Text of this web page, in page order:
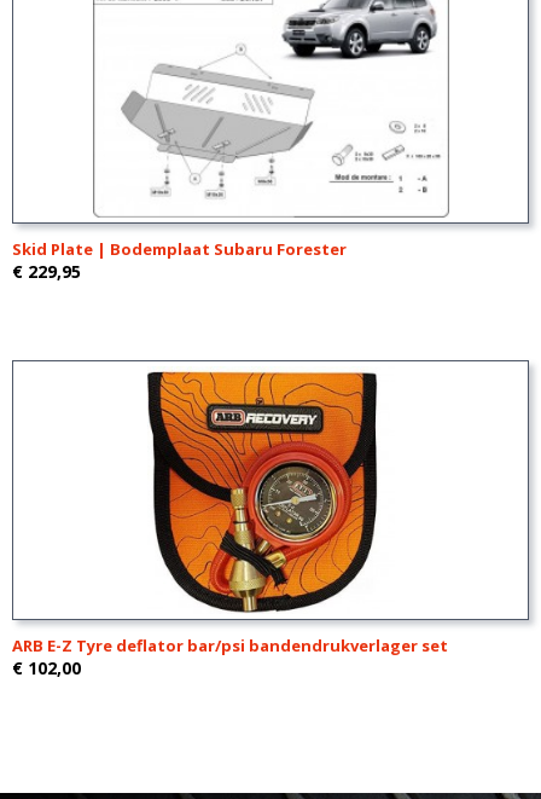
Skid Plate | Bodemplaat Subaru Forester
€ 229,95
ARB E-Z Tyre deflator bar/psi bandendrukverlager set
€ 102,00